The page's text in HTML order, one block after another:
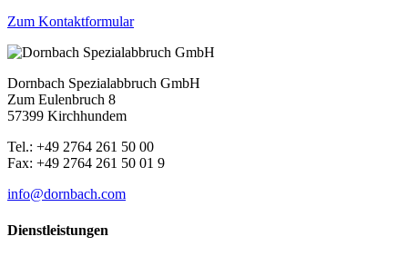
Zum Kontaktformular
Dornbach Spezialabbruch GmbH
Zum Eulenbruch 8
57399 Kirchhundem
Tel.: +49 2764 261 50 00
Fax: +49 2764 261 50 01 9
info@dornbach.com
Dienstleistungen